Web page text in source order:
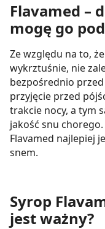
Flavamed –
mogę go
Ze względu na to,
wykrztuśnie, nie
bezpośrednio
przyjęcie przed
trakcie nocy, a tym
jakość snu
Flavamed najlepiej
snem.
Syrop
jest ważny?